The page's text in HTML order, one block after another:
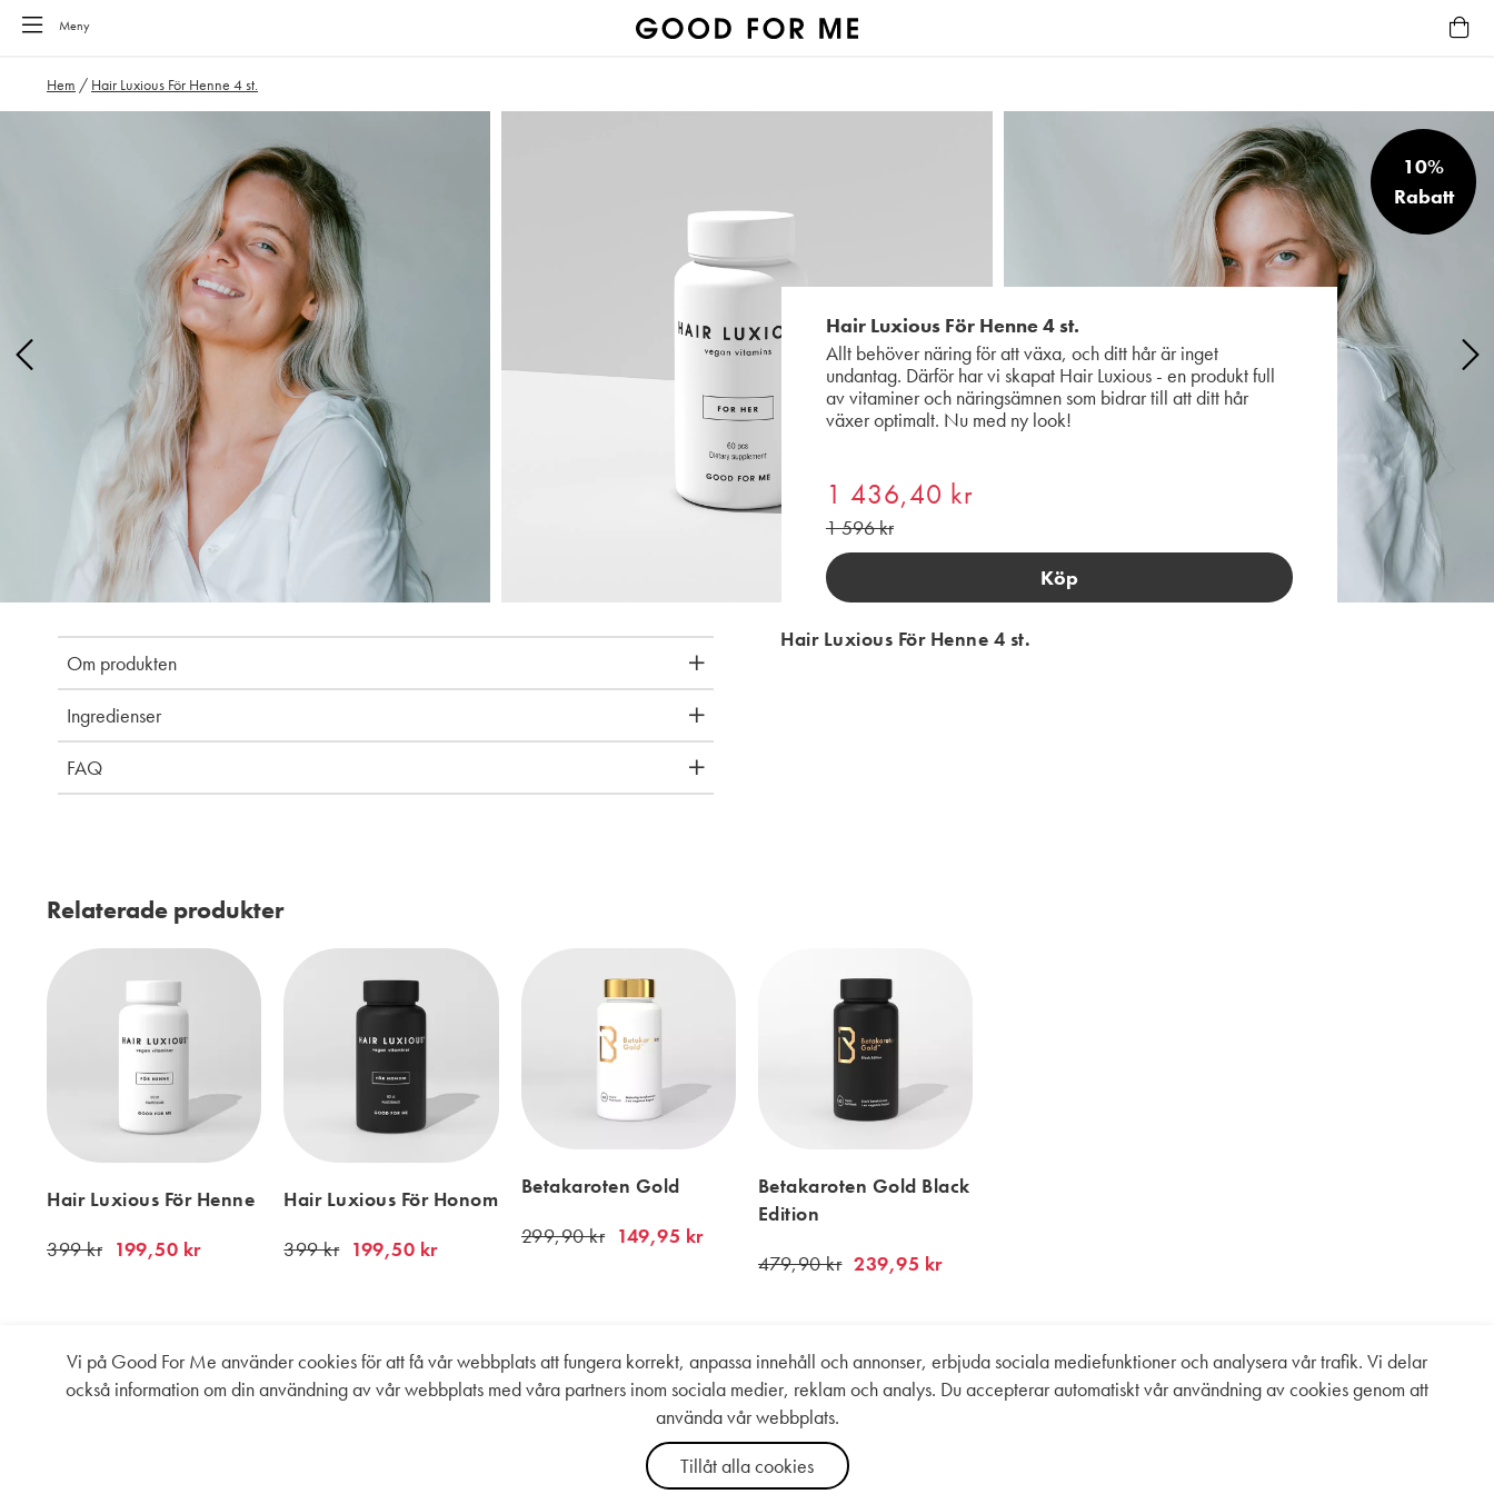
Meny
Hem / Hair Luxious För Henne 4 st.
Hair Luxious För Henne 4 st.
Allt behöver näring för att växa, och ditt hår är inget
undantag. Därför har vi skapat Hair Luxious - en produkt full
av vitaminer och näringsämnen som bidrar till att ditt hår
växer optimalt. Nu med ny look!
1 436,40 kr
1 596 kr
Köp
10%
Rabatt
Om produkten
Ingredienser
FAQ
Hair Luxious För Henne 4 st.
Relaterade produkter
Hair Luxious För Henne
199,50 kr
399 kr
Hair Luxious För Honom
199,50 kr
399 kr
Betakaroten Gold
149,95 kr
299,90 kr
Betakaroten Gold Black
Edition
239,95 kr
479,90 kr
Vi på Good For Me använder cookies för att få vår webbplats att fungera korrekt, anpassa innehåll och annonser, erbjuda sociala mediefunktioner och analysera vår trafik. Vi delar
också information om din användning av vår webbplats med våra partners inom sociala medier, reklam och analys. Du accepterar automatiskt vår användning av cookies genom att
använda vår webbplats.
Tillåt alla cookies